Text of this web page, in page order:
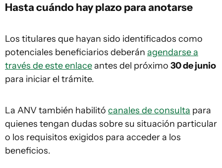
Hasta cuándo hay plazo para anotarse
Los titulares que hayan sido identificados como
potenciales beneficiarios deberán agendarse a
través de este enlaceantes del próximo 30 de junio
para iniciar el trámite.
La ANV también habilitó canales de consulta para
quienes tengan dudas sobre su situación particular
o los requisitos exigidos para acceder a los
beneficios.